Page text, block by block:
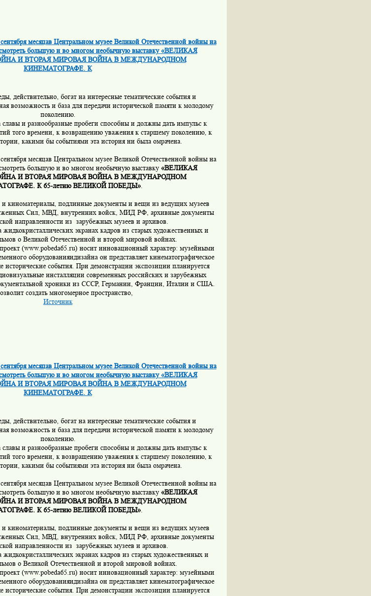
месяцав Центральном музее Великой Отечественной войны на
большую и во многом необычную выставку «ВЕЛИКАЯ
И ВТОРАЯ МИРОВАЯ ВОЙНА В МЕЖДУНАРОДНОМ
КИНЕМАТОГРАФЕ. К
действительно, богат на интересные тематические события и
возможность и база для передачи исторической памяти к молодому
поколению.
и разнообразные пробеги способны и должны дать импульс к
того времени, к возвращению уважения к старшему поколению, к
какими бы событиями эта история ни была омрачена.
месяцав Центральном музее Великой Отечественной войны на
большую и во многом необычную выставку «ВЕЛИКАЯ
И ВТОРАЯ МИРОВАЯ ВОЙНА В МЕЖДУНАРОДНОМ
К 65-летию ВЕЛИКОЙ ПОБЕДЫ».
киноматериалы, подлинные документы и вещи из ведущих музеев
Сил, МВД, внутренних войск, МИД РФ, архивные документы
направленности из зарубежных музеев и архивов.
экранах кадров из старых художественных и
о Великой Отечественной и второй мировой войнах.
(www.pobeda65.ru) носит инновационный характер: музейными
оборудованияидизайна он представляет кинематографическое
исторические события. При демонстрации экспозиции планируется
инсталляции современных российских и зарубежных
хроники из СССР, Германии, Франции, Италии и США.
создать многомерное пространство,
Источник
месяцав Центральном музее Великой Отечественной войны на
большую и во многом необычную выставку «ВЕЛИКАЯ
И ВТОРАЯ МИРОВАЯ ВОЙНА В МЕЖДУНАРОДНОМ
КИНЕМАТОГРАФЕ. К
действительно, богат на интересные тематические события и
возможность и база для передачи исторической памяти к молодому
поколению.
и разнообразные пробеги способны и должны дать импульс к
того времени, к возвращению уважения к старшему поколению, к
какими бы событиями эта история ни была омрачена.
месяцав Центральном музее Великой Отечественной войны на
большую и во многом необычную выставку «ВЕЛИКАЯ
И ВТОРАЯ МИРОВАЯ ВОЙНА В МЕЖДУНАРОДНОМ
К 65-летию ВЕЛИКОЙ ПОБЕДЫ».
киноматериалы, подлинные документы и вещи из ведущих музеев
Сил, МВД, внутренних войск, МИД РФ, архивные документы
направленности из зарубежных музеев и архивов.
экранах кадров из старых художественных и
о Великой Отечественной и второй мировой войнах.
(www.pobeda65.ru) носит инновационный характер: музейными
оборудованияидизайна он представляет кинематографическое
исторические события. При демонстрации экспозиции планируется